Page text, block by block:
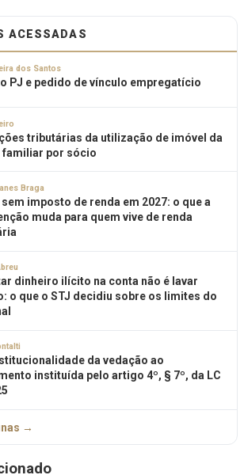
ACESSADAS
dos Santos
PJ e pedido de vínculo empregatício
tributárias da utilização de imóvel da
familiar por sócio
Braga
imposto de renda em 2027: o que a
muda para quem vive de renda
dinheiro ilícito na conta não é lavar
o que o STJ decidiu sobre os limites do
da vedação ao
instituída pelo artigo 4º, § 7º, da LC
→